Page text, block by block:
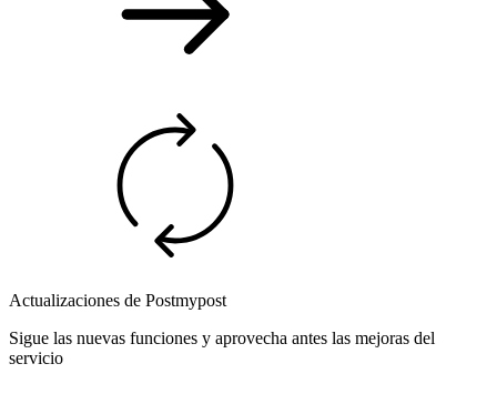
Actualizaciones de Postmypost
Sigue las nuevas funciones y aprovecha antes las mejoras del
servicio